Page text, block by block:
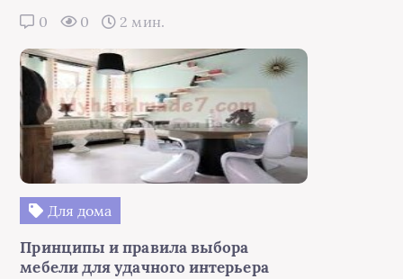
0 0 2 мин.
Для дома
Принципы и правила выбора
мебели для удачного интерьера